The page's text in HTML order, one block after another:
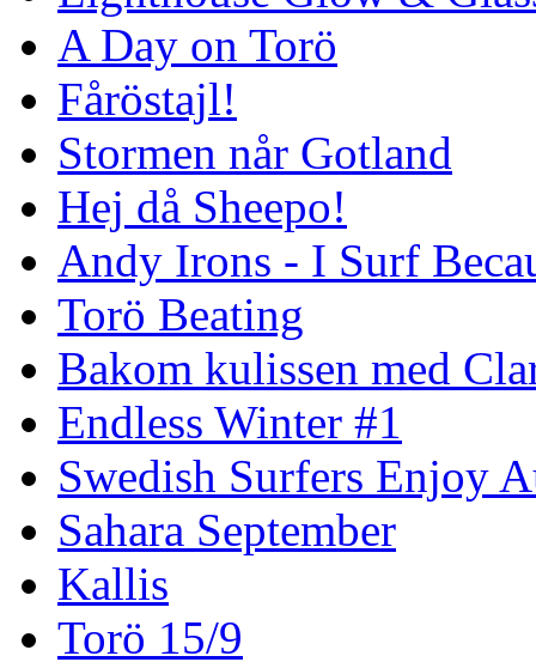
A Day on Torö
Fåröstajl!
Stormen når Gotland
Hej då Sheepo!
Andy Irons - I Surf
Torö Beating
Bakom kulissen med
Endless Winter #1
Swedish Surfers Enjoy
Sahara September
Kallis
Torö 15/9